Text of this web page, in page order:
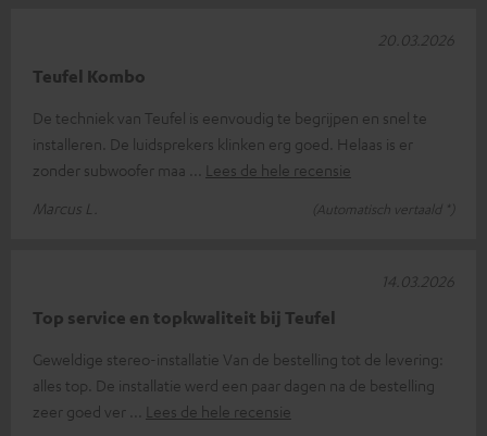
Teufel Kombo
De techniek van Teufel is eenvoudig te begrijpen en snel te
installeren. De luidsprekers klinken erg goed. Helaas is er
zonder subwoofer maa
Lees de hele recensie
Marcus L.
(Automatisch vertaald *)
20.03.2026
Top service en topkwaliteit bij Teufel
Geweldige stereo-installatie Van de bestelling tot de levering:
alles top. De installatie werd een paar dagen na de bestelling
zeer goed ver
Lees de hele recensie
14.03.2026